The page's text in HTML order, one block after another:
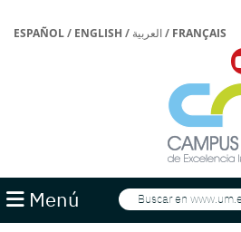
ESPAÑOL/ ENGLISH / العربية/ FRANÇAIS
Menú Buscar